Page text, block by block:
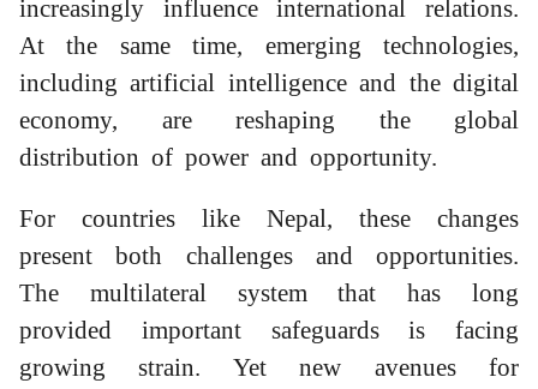
increasingly influence international relations.
At the same time, emerging technologies,
including artificial intelligence and the digital
economy, are reshaping the global
distribution of power and opportunity.
For countries like Nepal, these changes
present both challenges and opportunities.
The multilateral system that has long
provided important safeguards is facing
growing strain. Yet new avenues for